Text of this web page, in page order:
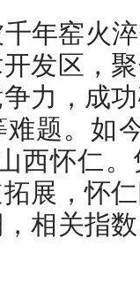
年窑火
发区，
力，成
题。如
西怀仁
展，怀
相关指